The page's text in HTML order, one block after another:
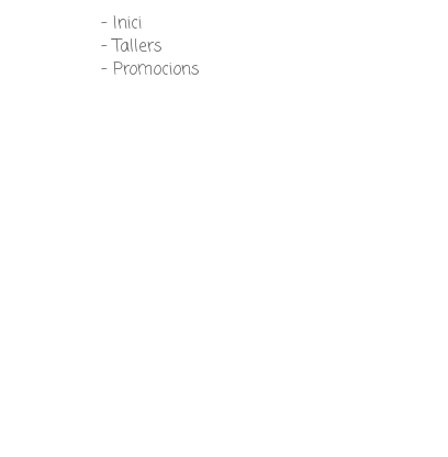
- Inici
- Tallers
- Promocions